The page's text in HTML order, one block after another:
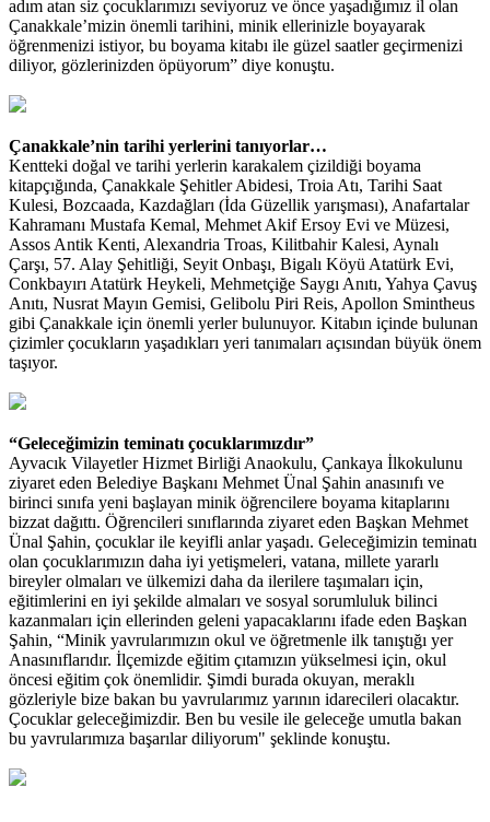
adım atan siz çocuklarımızı seviyoruz ve önce yaşadığımız il olan
Çanakkale’mizin önemli tarihini, minik ellerinizle boyayarak
öğrenmenizi istiyor, bu boyama kitabı ile güzel saatler geçirmenizi
diliyor, gözlerinizden öpüyorum” diye konuştu.
Çanakkale’nin tarihi yerlerini tanıyorlar…
Kentteki doğal ve tarihi yerlerin karakalem çizildiği boyama
kitapçığında, Çanakkale Şehitler Abidesi, Troia Atı, Tarihi Saat
Kulesi, Bozcaada, Kazdağları (İda Güzellik yarışması), Anafartalar
Kahramanı Mustafa Kemal, Mehmet Akif Ersoy Evi ve Müzesi,
Assos Antik Kenti, Alexandria Troas, Kilitbahir Kalesi, Aynalı
Çarşı, 57. Alay Şehitliği, Seyit Onbaşı, Bigalı Köyü Atatürk Evi,
Conkbayırı Atatürk Heykeli, Mehmetçiğe Saygı Anıtı, Yahya Çavuş
Anıtı, Nusrat Mayın Gemisi, Gelibolu Piri Reis, Apollon Smintheus
gibi Çanakkale için önemli yerler bulunuyor. Kitabın içinde bulunan
çizimler çocukların yaşadıkları yeri tanımaları açısından büyük önem
taşıyor.
“Geleceğimizin teminatı çocuklarımızdır”
Ayvacık Vilayetler Hizmet Birliği Anaokulu, Çankaya İlkokulunu
ziyaret eden Belediye Başkanı Mehmet Ünal Şahin anasınıfı ve
birinci sınıfa yeni başlayan minik öğrencilere boyama kitaplarını
bizzat dağıttı. Öğrencileri sınıflarında ziyaret eden Başkan Mehmet
Ünal Şahin, çocuklar ile keyifli anlar yaşadı. Geleceğimizin teminatı
olan çocuklarımızın daha iyi yetişmeleri, vatana, millete yararlı
bireyler olmaları ve ülkemizi daha da ilerilere taşımaları için,
eğitimlerini en iyi şekilde almaları ve sosyal sorumluluk bilinci
kazanmaları için ellerinden geleni yapacaklarını ifade eden Başkan
Şahin, “Minik yavrularımızın okul ve öğretmenle ilk tanıştığı yer
Anasınıflarıdır. İlçemizde eğitim çıtamızın yükselmesi için, okul
öncesi eğitim çok önemlidir. Şimdi burada okuyan, meraklı
gözleriyle bize bakan bu yavrularımız yarının idarecileri olacaktır.
Çocuklar geleceğimizdir. Ben bu vesile ile geleceğe umutla bakan
bu yavrularımıza başarılar diliyorum" şeklinde konuştu.